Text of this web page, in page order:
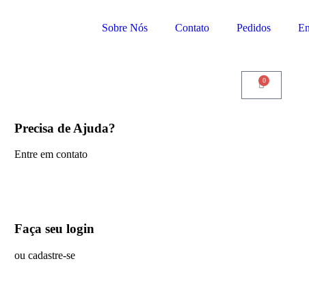
Sobre Nós Contato Pedidos
Precisa de Ajuda?
Entre em contato
Faça seu login
ou cadastre-se
0